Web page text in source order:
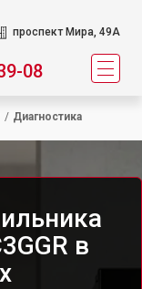
проспект Мира, 49А
08
/ Диагностика
в